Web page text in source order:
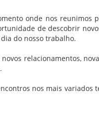
onde nos reunimos
de descobrir
do nosso trabalho.
relacionamentos,
nos mais variados